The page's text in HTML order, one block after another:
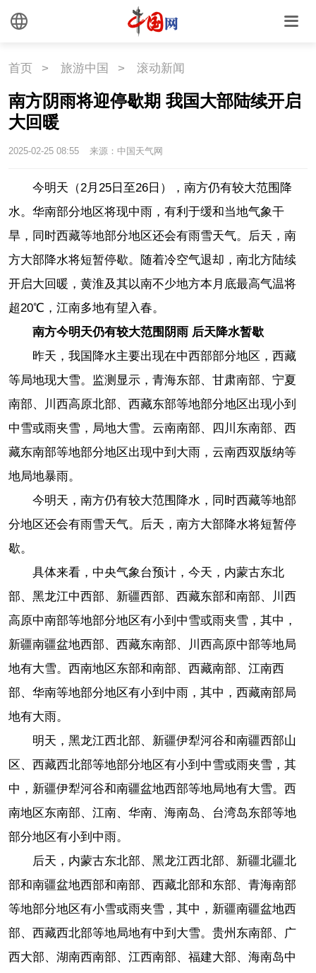
首页 > 旅游中国 > 滚动新闻
南方阴雨将迎停歇期 我国大部陆续开启
大回暖
2025-02-25 08:55 来源：中国天气网
今明天（2月25日至26日），南方仍有较大范围降
水。华南部分地区将现中雨，有利于缓和当地气象干
旱，同时西藏等地部分地区还会有雨雪天气。后天，南
方大部降水将短暂停歇。随着冷空气退却，南北方陆续
开启大回暖，黄淮及其以南不少地方本月底最高气温将
超20℃，江南多地有望入春。
南方今明天仍有较大范围阴雨 后天降水暂歇
昨天，我国降水主要出现在中西部部分地区，西藏
等局地现大雪。监测显示，青海东部、甘肃南部、宁夏
南部、川西高原北部、西藏东部等地部分地区出现小到
中雪或雨夹雪，局地大雪。云南南部、四川东南部、西
藏东南部等地部分地区出现中到大雨，云南西双版纳等
地局地暴雨。
今明天，南方仍有较大范围降水，同时西藏等地部
分地区还会有雨雪天气。后天，南方大部降水将短暂停
歇。
具体来看，中央气象台预计，今天，内蒙古东北
部、黑龙江中西部、新疆西部、西藏东部和南部、川西
高原中南部等地部分地区有小到中雪或雨夹雪，其中，
新疆南疆盆地西部、西藏东南部、川西高原中部等地局
地有大雪。西南地区东部和南部、西藏南部、江南西
部、华南等地部分地区有小到中雨，其中，西藏南部局
地有大雨。
明天，黑龙江西北部、新疆伊犁河谷和南疆西部山
区、西藏西北部等地部分地区有小到中雪或雨夹雪，其
中，新疆伊犁河谷和南疆盆地西部等地局地有大雪。西
南地区东南部、江南、华南、海南岛、台湾岛东部等地
部分地区有小到中雨。
后天，内蒙古东北部、黑龙江西北部、新疆北疆北
部和南疆盆地西部和南部、西藏北部和东部、青海南部
等地部分地区有小雪或雨夹雪，其中，新疆南疆盆地西
部、西藏西北部等地局地有中到大雪。贵州东南部、广
西大部、湖南西南部、江西南部、福建大部、海南岛中